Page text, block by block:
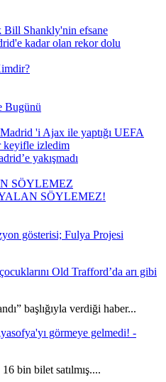
Bugünü
yakışmadı
YALAN SÖYLEMEZ!
gösterisi; Fulya Projesi
Old Trafford’da arı gibi
başlığıyla verdiği haber...
görmeye gelmedi! -
bin bilet satılmış....